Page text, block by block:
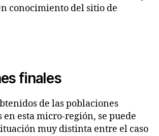
conocimiento del sitio de
finales
de las poblaciones
en esta micro-región, se puede
muy distinta entre el caso